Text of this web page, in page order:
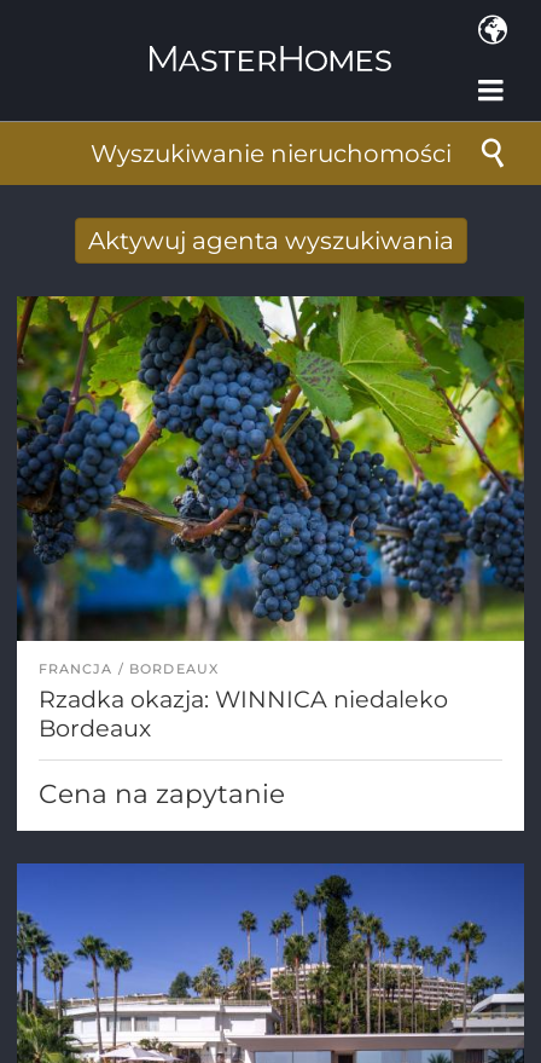
Wyszukiwanie nieruchomości
Aktywuj agenta wyszukiwania
drogą mailową
Adres e-mail*
FRANCJA BORDEAUX
Rzadka okazja: WINNICA niedaleko
Bordeaux
Cena na zapytanie